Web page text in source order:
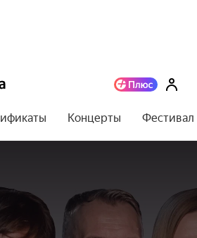
Концерты